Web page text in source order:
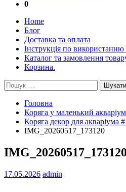
0
Home
Блог
Доставка та оплата
Інструкція по використанню
Каталог та замовлення
Корзина.
Пошук:
Головна
Коряга у маленький
Коряга декор для акваріума
IMG_20260517_173120
IMG_20260517_173120
17.05.2026 admin